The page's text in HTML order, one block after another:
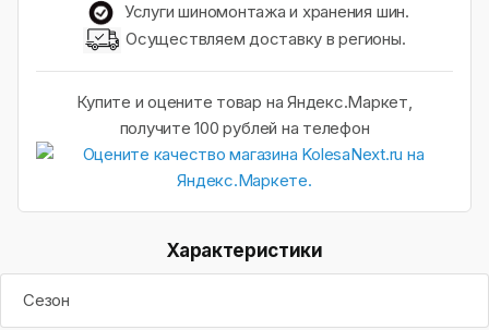
Услуги шиномонтажа и хранения шин.
Осуществляем доставку в регионы.
Купите и оцените товар на Яндекс.Маркет,
получите 100 рублей на телефон
Характеристики
Сезон